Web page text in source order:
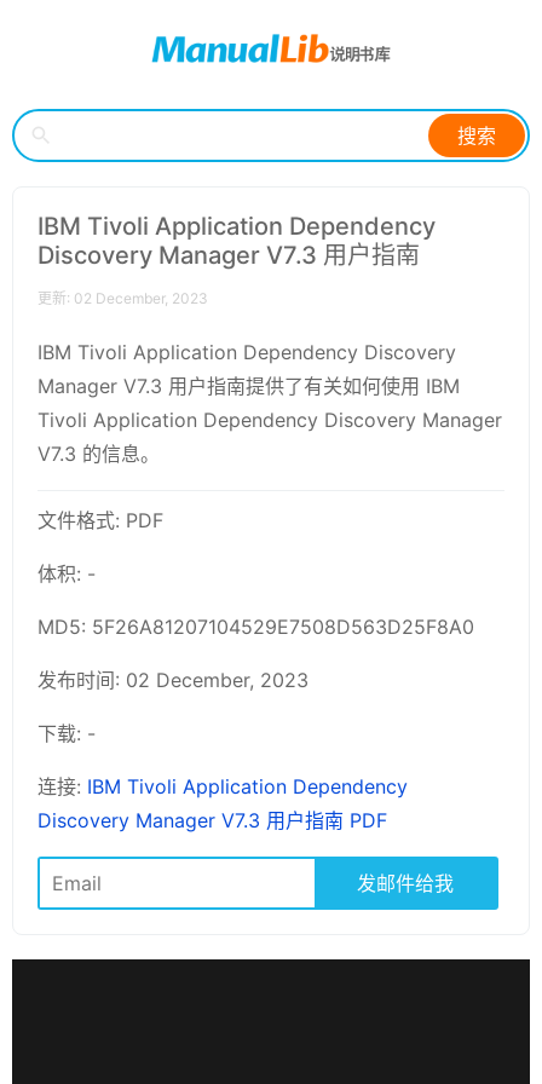
搜索
IBM Tivoli Application Dependency
Discovery Manager V7.3 用户指南
更新: 02 December, 2023
IBM Tivoli Application Dependency Discovery
Manager V7.3 用户指南提供了有关如何使用 IBM
Tivoli Application Dependency Discovery Manager
V7.3 的信息。
文件格式: PDF
体积: -
MD5: 5F26A81207104529E7508D563D25F8A0
发布时间: 02 December, 2023
下载: -
连接: IBM Tivoli Application Dependency
Discovery Manager V7.3 用户指南 PDF
发邮件给我